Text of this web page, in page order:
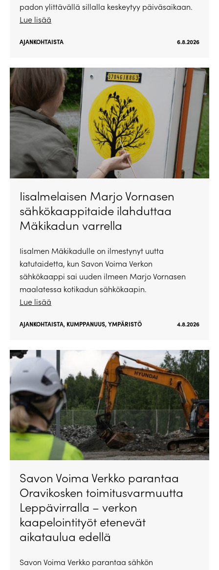
padon ylittävällä sillalla keskeytyy päiväsaikaan.
Lue lisää
AJANKOHTAISTA 6.8.2026
Iisalmelaisen Marjo Vornasen
sähkökaappitaide ilahduttaa
Mäkikadun varrella
Iisalmen Mäkikadulle on ilmestynyt uutta
katutaidetta, kun Savon Voima Verkon
sähkökaappi sai uuden ilmeen Marjo Vornasen
maalatessa kotikadun sähkökaapin.
Lue lisää
AJANKOHTAISTA, KUMPPANUUS,YMPÄRISTÖ 4.8.2026
Savon Voima Verkko parantaa
Oravikosken toimitusvarmuutta
Leppävirralla – verkon
kaapelointityöt etenevät
aikataulua edellä
Savon Voima Verkko parantaa sähkön